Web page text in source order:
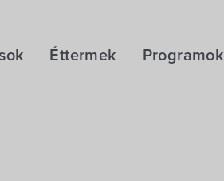
Éttermek Programok